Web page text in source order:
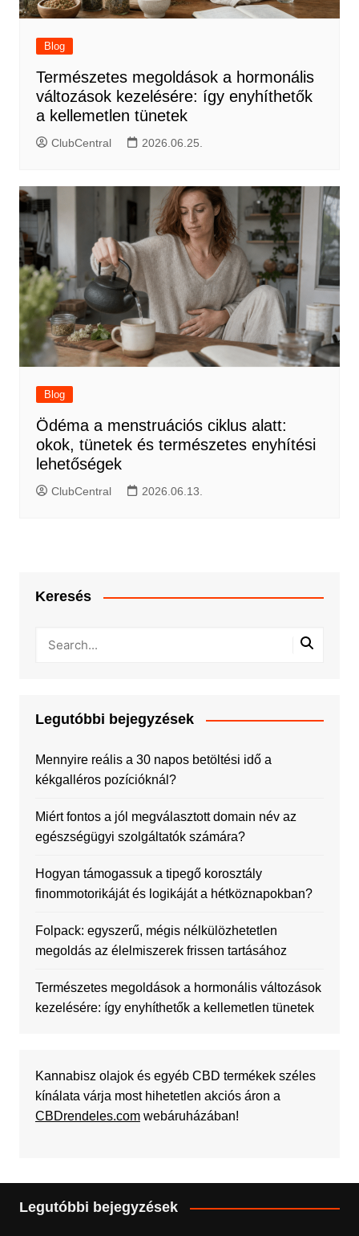
Blog
Természetes megoldások a hormonális
változások kezelésére: így enyhíthetők
a kellemetlen tünetek
ClubCentral 2026.06.25.
Blog
Ödéma a menstruációs ciklus alatt:
okok, tünetek és természetes enyhítési
lehetőségek
ClubCentral 2026.06.13.
Keresés
Legutóbbi bejegyzések
Mennyire reális a 30 napos betöltési idő a
kékgalléros pozícióknál?
Miért fontos a jól megválasztott domain név az
egészségügyi szolgáltatók számára?
Hogyan támogassuk a tipegő korosztály
finommotorikáját és logikáját a hétköznapokban?
Folpack: egyszerű, mégis nélkülözhetetlen
megoldás az élelmiszerek frissen tartásához
Természetes megoldások a hormonális változások
kezelésére: így enyhíthetők a kellemetlen tünetek
Kannabisz olajok és egyéb CBD termékek széles
kínálata várja most hihetetlen akciós áron a
CBDrendeles.comwebáruházában!
Legutóbbi bejegyzések